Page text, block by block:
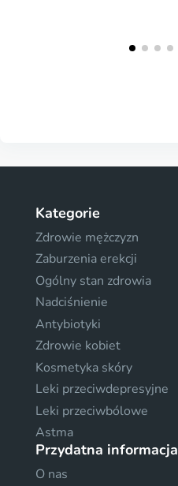
Kategorie
Zdrowie mężczyzn
Zaburzenia erekcji
Ogólny stan zdrowia
Nadciśnienie
Antybiotyki
Zdrowie kobiet
Kosmetyka skóry
Leki przeciwdepresyjne
Leki przeciwbólowe
Astma
Przydatna informacja
O nas